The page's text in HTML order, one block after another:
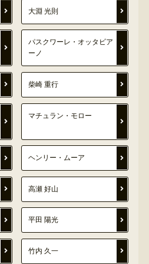
大淵 光則
パスクワーレ・オッタビア
ーノ
柴崎 重行
マチュラン・モロー
ヘンリー・ムーア
高瀬 好山
平田 陽光
竹内 久一